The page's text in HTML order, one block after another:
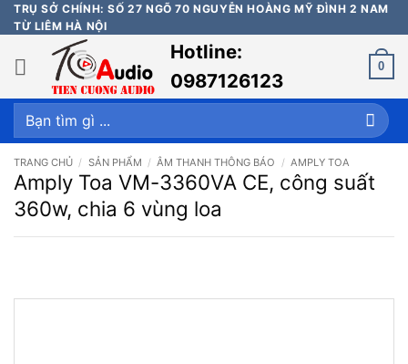
Bỏ
qua
nội
dung
TRỤ SỞ CHÍNH: SỐ 27 NGÕ 70 NGUYỄN HOÀNG MỸ ĐÌNH 2 NAM
TỪ LIÊM HÀ NỘI
Hotline:
0987126123
0
Tìm
kiếm:
TRANG CHỦ / SẢN PHẨM / ÂM THANH THÔNG BÁO / AMPLY TOA
Amply Toa VM-3360VA CE, công suất
360w, chia 6 vùng loa